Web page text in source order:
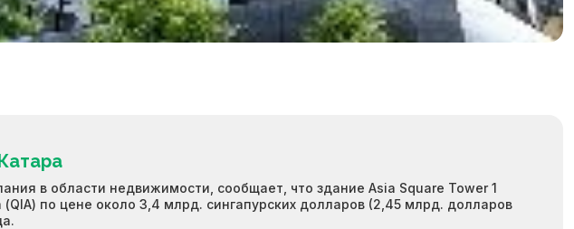
в области недвижимости, сообщает, что здание Asia Square Tower 1
по цене около 3,4 млрд. сингапурских долларов (2,45 млрд. долларов